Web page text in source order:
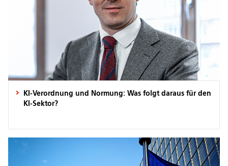
KI-Verordnung und Normung: Was folgt daraus für den
KI-Sektor?